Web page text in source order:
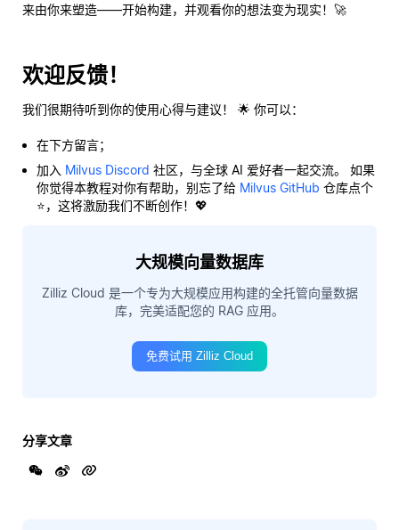
来由你来塑造——开始构建，并观看你的想法变为现实！🚀
欢迎反馈！
我们很期待听到你的使用心得与建议！ 🌟 你可以：
在下方留言；
加入 Milvus Discord 社区，与全球 AI 爱好者一起交流。 如果
你觉得本教程对你有帮助，别忘了给 Milvus GitHub 仓库点个
⭐，这将激励我们不断创作！💖
大规模向量数据库
Zilliz Cloud 是一个专为大规模应用构建的全托管向量数据
库，完美适配您的 RAG 应用。
免费试用 Zilliz Cloud
分享文章